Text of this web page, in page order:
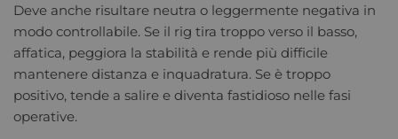
Deve anche risultare neutra o leggermente negativa in
modo controllabile. Se il rig tira troppo verso il basso,
affatica, peggiora la stabilità e rende più difficile
mantenere distanza e inquadratura. Se è troppo
positivo, tende a salire e diventa fastidioso nelle fasi
operative.